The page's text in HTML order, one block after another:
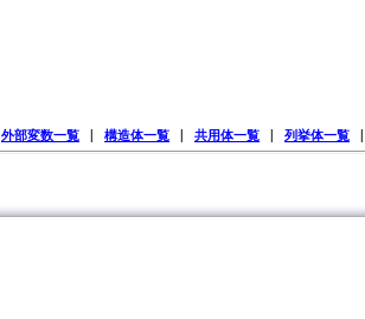
外部変数一覧 構造体一覧 共用体一覧 列挙体一覧